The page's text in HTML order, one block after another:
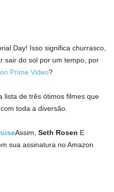
Day! Isso significa churrasco,
sair do sol por um tempo, por
Prime Video?
lista de três ótimos filmes que
toda a diversão.
Assim, Seth Rosen E
sua assinatura no Amazon